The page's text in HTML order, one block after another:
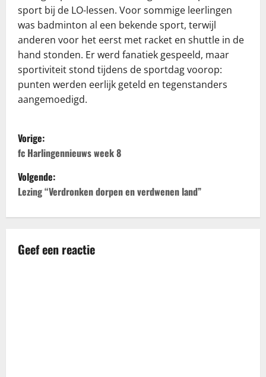
sport bij de LO-lessen. Voor sommige leerlingen
was badminton al een bekende sport, terwijl
anderen voor het eerst met racket en shuttle in de
hand stonden. Er werd fanatiek gespeeld, maar
sportiviteit stond tijdens de sportdag voorop:
punten werden eerlijk geteld en tegenstanders
aangemoedigd.
B
e
r
h
Vorige:
fc Harlingennieuws week 8
Volgende:
Lezing “Verdronken dorpen en verdwenen land”
Geef een reactie